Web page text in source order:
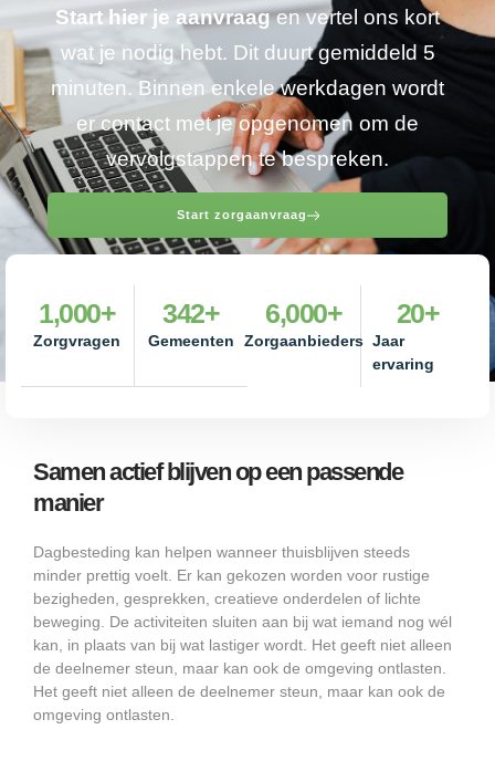
Start hier je aanvraagen vertel ons kort
wat je nodig hebt. Dit duurt gemiddeld 5
minuten. Binnen enkele werkdagen wordt
er contact met je opgenomen om de
vervolgstappen te bespreken.
Start zorgaanvraag
Zorgvragen
1,000+
Gemeenten
342+
Zorgaanbieders
6,000+
Jaar
ervaring
20+
Samen actief blijven op een passende
manier
Dagbesteding kan helpen wanneer thuisblijven steeds
minder prettig voelt. Er kan gekozen worden voor rustige
bezigheden, gesprekken, creatieve onderdelen of lichte
beweging. De activiteiten sluiten aan bij wat iemand nog wél
kan, in plaats van bij wat lastiger wordt. Het geeft niet alleen
de deelnemer steun, maar kan ook de omgeving ontlasten.
Het geeft niet alleen de deelnemer steun, maar kan ook de
omgeving ontlasten.